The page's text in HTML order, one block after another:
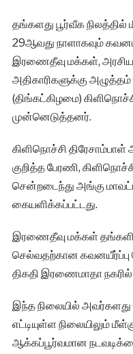
தங்களது பூர்வீக நிலத்தில்
29ஆவது நாளாகவும்
இரணைதீவு மக்கள்,
அதிகாரிகளுக்கு
(திங்கட்கிழமை)
முன்னெடுத்தனர்.
கிளிநொச்சி
குறித்த பேரணி,
சென்றடைந்து அங்கு
கையளிக்கப்பட்டது.
இரணைதீவு மக்கள்
செல்வதற்கான கவனயீர்ப்பு
திகதி இரணைமாதா
இந்த நிலையில்
எட்டியுள்ள நிலையிலும்
ஆக்கப்பூர்வமான